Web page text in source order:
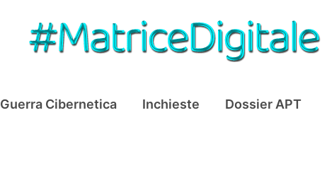
Guerra Cibernetica Inchieste Dossier APT